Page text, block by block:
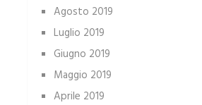
Agosto 2019
Luglio 2019
Giugno 2019
Maggio 2019
Aprile 2019